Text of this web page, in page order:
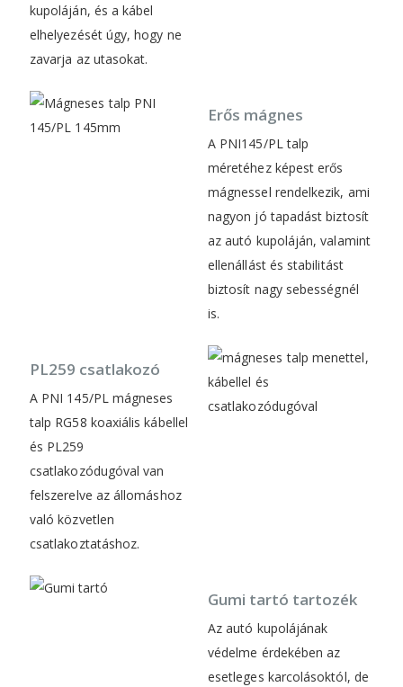
kupoláján, és a kábel
elhelyezését úgy, hogy ne
zavarja az utasokat.
Erős mágnes
A PNI145/PL talp
méretéhez képest erős
mágnessel rendelkezik, ami
nagyon jó tapadást biztosít
az autó kupoláján, valamint
ellenállást és stabilitást
biztosít nagy sebességnél
is.
PL259 csatlakozó
A PNI 145/PL mágneses
talp RG58 koaxiális kábellel
és PL259
csatlakozódugóval van
felszerelve az állomáshoz
való közvetlen
csatlakoztatáshoz.
Gumi tartó tartozék
Az autó kupolájának
védelme érdekében az
esetleges karcolásoktól, de